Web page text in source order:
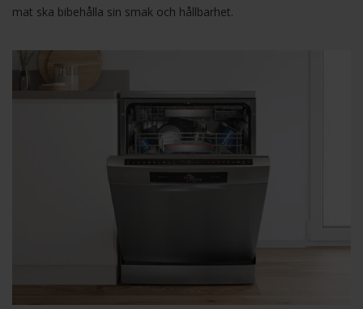
mat ska bibehålla sin smak och hållbarhet.